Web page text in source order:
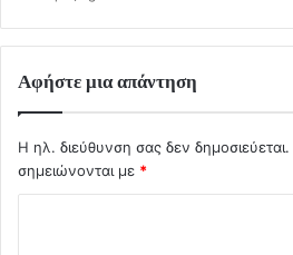
Αφήστε μια απάντηση
Η ηλ. διεύθυνση σας δεν δημοσιεύεται.
σημειώνονται με *